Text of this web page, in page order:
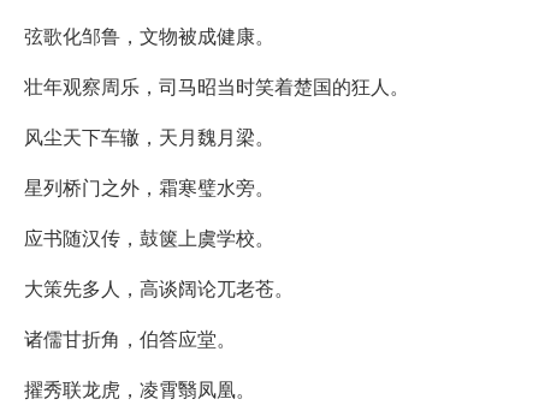
弦歌化邹鲁，文物被成健康。
壮年观察周乐，司马昭当时笑着楚国的狂人。
风尘天下车辙，天月魏月梁。
星列桥门之外，霜寒璧水旁。
应书随汉传，鼓箧上虞学校。
大策先多人，高谈阔论兀老苍。
诸儒甘折角，伯答应堂。
擢秀联龙虎，凌霄翳凤凰。